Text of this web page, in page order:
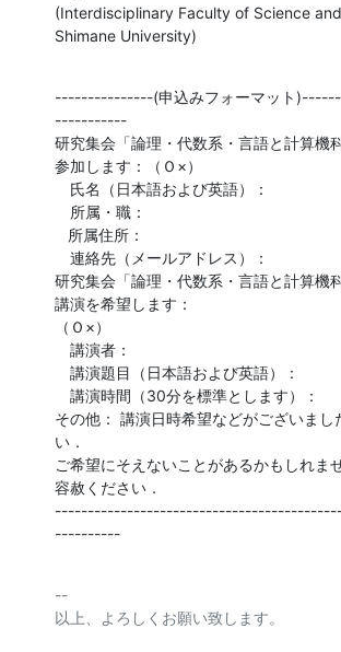
(Interdisciplinary Faculty of Science
Shimane University)
---------------(申込みフォーマット
-----------
研究集会「論理・代数系・言語と計算機
参加します：（Ｏ×）
氏名（日本語および英語）：
所属・職：
連絡先（メールアドレス）：
研究集会「論理・代数系・言語と計算機
講演を希望します：
（Ｏ×）
講演者：
講演題目（日本語および英語）：
講演時間（30分を標準とします）：
その他： 講演日時希望などがございまし
い．
ご希望にそえないことがあるかもしれま
容赦ください．
----------
--
以上、よろしくお願い致します。